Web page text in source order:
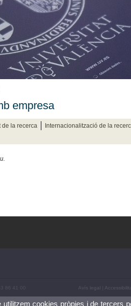
empresa
de la recerca Internacionalització de la
86 41 00 Avís legal
cookies pròpies i de tercers